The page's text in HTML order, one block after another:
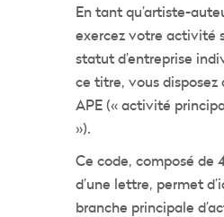
En tant qu’artiste-
exercez votre activité
statut d’entreprise
ce titre, vous disposez
APE (« activité
»).
Ce code, composé de
d’une lettre, permet
branche principale